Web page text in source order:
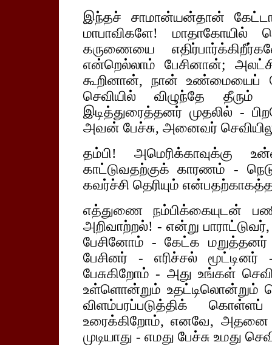
இந்தச் சாமான்யன்தான்
மாபாவிகளே! மாதாகோயில்
கருணையை
என்றெல்லாம் பேசினான்;
கூறினான், நான் உண்மையைப்
செவியில் விழுந்தே
இடித்துரைத்தனர் முதலில் -
அவன் பேச்சு, அனைவர்
தம்பி!
காட்டுவதற்குக் காரணம் -
கவர்ச்சி தெரியும்
எத்துணை நம்பிக்கையுடன்
அறிவாற்றல்! - என்று
பேசினோம் - கேட்க
பேசினர் - எரிச்சல்
பேசுகிறோம் - அது உங்கள்
உள்ளொன்றும்
விளம்பரப்படுத்திக்
உரைக்கிறோம், எனவே, அதனை
முடியாது - எமது பேச்சு உமது